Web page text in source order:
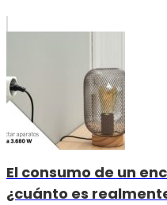
El consumo de un
¿cuánto es